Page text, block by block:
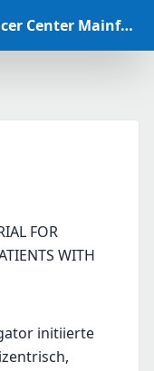
Comprehensive Cancer Center Mainfranken Studiendatenbank
FOR
WITH
initiierte